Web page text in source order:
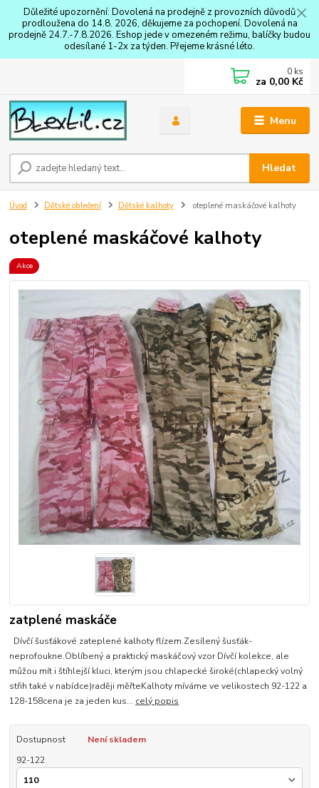
Důležité upozornění: Dovolená na prodejně z provozních důvodů
prodloužena do 14.8. 2026, děkujeme za pochopení. Dovolená na
prodejně 24.7.-7.8.2026. Eshop jede v omezeném režimu, balíčky budou
odesílané 1-2x za týden. Přejeme krásné léto.
Menu
Hledat
0 ks
za 0,00 Kč
Úvod Dětské oblečení Dětské kalhoty oteplené maskáčové kalhoty
oteplené maskáčové kalhoty
Akce
zatplené maskáče
Dívčí šusťákové zateplené kalhoty flízem.Zesílený šusťák-
neprofoukne.Oblíbený a praktický maskáčový vzor Dívčí kolekce, ale
můžou mít i štíhlejší kluci, kterým jsou chlapecké široké(chlapecký volný
střih také v nabídce)raději měřteKalhoty míváme ve velikostech 92-122 a
128-158cena je za jeden kus... celý popis
Dostupnost
Není skladem
92-122